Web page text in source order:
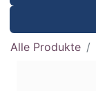
Alle Produkte